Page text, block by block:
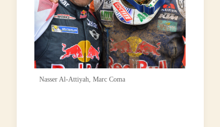
Nasser Al-Attiyah, Marc Coma